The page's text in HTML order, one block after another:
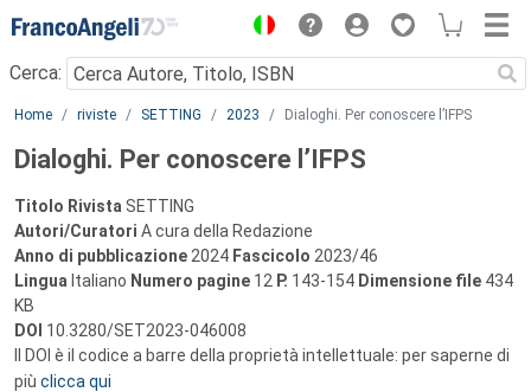
Menu
Cerca:
Main content
Home riviste SETTING 2023 Dialoghi. Per conoscere l’IFPS
Dialoghi. Per conoscere l’IFPS
Titolo Rivista SETTING
Autori/Curatori A cura della Redazione
Anno di pubblicazione 2024 Fascicolo 2023/46
Lingua Italiano Numero pagine 12 P. 143-154 Dimensione file 434
KB
DOI 10.3280/SET2023-046008
Il DOI è il codice a barre della proprietà intellettuale: per saperne di
più clicca qui